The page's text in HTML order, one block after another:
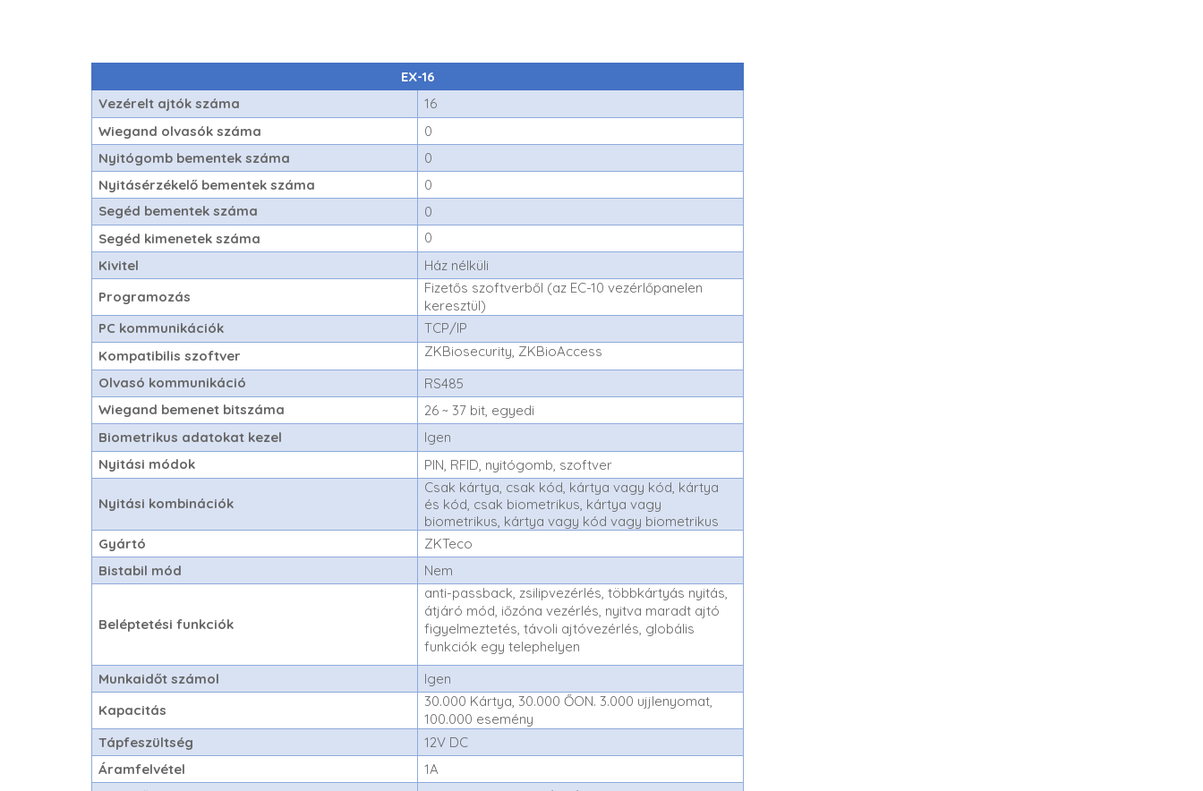
EX-16
Vezérelt ajtók száma
16
Wiegand olvasók száma
0
Nyitógomb bementek száma
0
Nyitásérzékelő bementek száma
0
Segéd bementek száma
0
Segéd kimenetek száma
0
Kivitel
Ház nélküli
Programozás
Fizetős szoftverből (az EC-10 vezérlőpanelen
keresztül)
PC kommunikációk
TCP/IP
Kompatibilis szoftver
ZKBiosecurity, ZKBioAccess
Olvasó kommunikáció
RS485
Wiegand bemenet bitszáma
26 ~ 37 bit, egyedi
Biometrikus adatokat kezel
Igen
Nyitási módok
PIN, RFID, nyitógomb, szoftver
Nyitási kombinációk
Csak kártya, csak kód, kártya vagy kód, kártya
és kód, csak biometrikus, kártya vagy
biometrikus, kártya vagy kód vagy biometrikus
Gyártó
ZKTeco
Bistabil mód
Nem
Beléptetési funkciók
anti-passback, zsilipvezérlés, többkártyás nyitás,
átjáró mód, iőzóna vezérlés, nyitva maradt ajtó
figyelmeztetés, távoli ajtóvezérlés, globális
funkciók egy telephelyen
Munkaidőt számol
Igen
Kapacitás
30.000 Kártya, 30.000 ŐON. 3.000 ujjlenyomat,
100.000 esemény
Tápfeszültség
12V DC
Áramfelvétel
1A